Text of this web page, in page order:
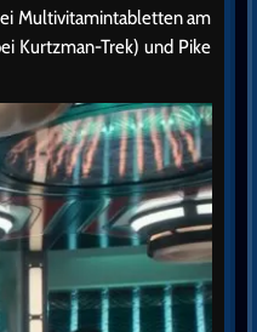
Multivitamintabletten am
Kurtzman-Trek) und Pike